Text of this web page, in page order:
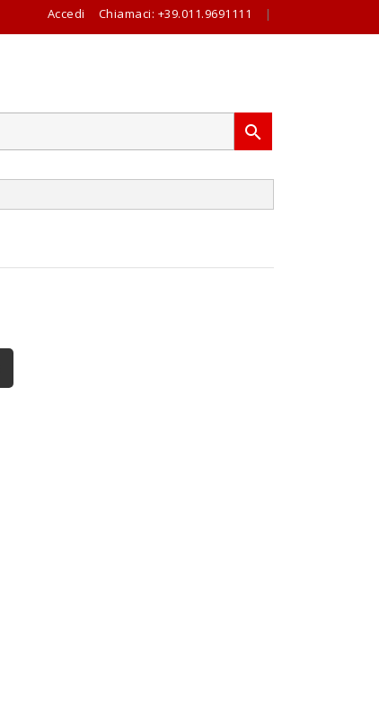
Accedi Chiamaci: +39.011.9691111 |
